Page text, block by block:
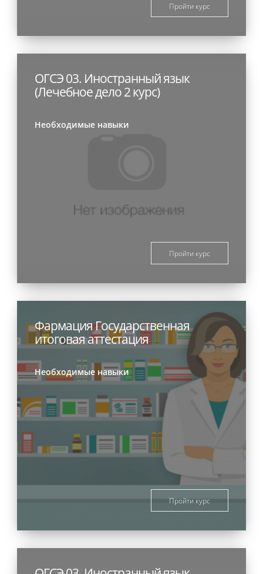
Пройти курс
ОГСЭ 03. Иностранный язык
(Лечебное дело 2 курс)
Необходимые навыки
Пройти курс
Фармация Государственная
итоговая аттестация
Необходимые навыки
Пройти курс